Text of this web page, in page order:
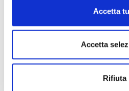
Accetta
Accetta
Rifiuta